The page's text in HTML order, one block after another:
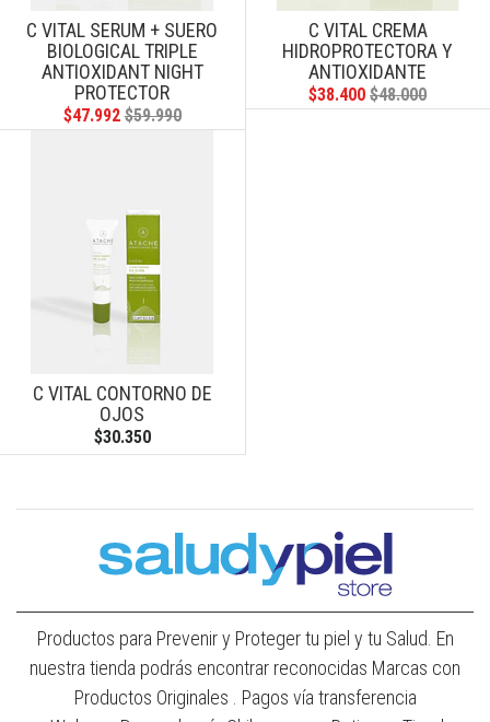
C VITAL SERUM + SUERO
BIOLOGICAL TRIPLE
ANTIOXIDANT NIGHT
PROTECTOR
$47.992 $59.990
C VITAL CREMA
HIDROPROTECTORA Y
ANTIOXIDANTE
$38.400 $48.000
C VITAL CONTORNO DE
OJOS
$30.350
Productos para Prevenir y Proteger tu piel y tu Salud. En
nuestra tienda podrás encontrar reconocidas Marcas con
Productos Originales . Pagos vía transferencia